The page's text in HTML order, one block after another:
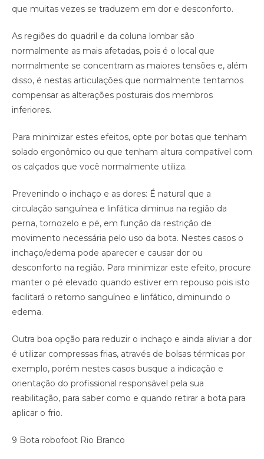
que muitas vezes se traduzem em dor e desconforto.
As regiões do quadril e da coluna lombar são
normalmente as mais afetadas, pois é o local que
normalmente se concentram as maiores tensões e, além
disso, é nestas articulações que normalmente tentamos
compensar as alterações posturais dos membros
inferiores.
Para minimizar estes efeitos, opte por botas que tenham
solado ergonômico ou que tenham altura compatível com
os calçados que você normalmente utiliza.
Prevenindo o inchaço e as dores: É natural que a
circulação sanguínea e linfática diminua na região da
perna, tornozelo e pé, em função da restrição de
movimento necessária pelo uso da bota. Nestes casos o
inchaço/edema pode aparecer e causar dor ou
desconforto na região. Para minimizar este efeito, procure
manter o pé elevado quando estiver em repouso pois isto
facilitará o retorno sanguíneo e linfático, diminuindo o
edema.
Outra boa opção para reduzir o inchaço e ainda aliviar a dor
é utilizar compressas frias, através de bolsas térmicas por
exemplo, porém nestes casos busque a indicação e
orientação do profissional responsável pela sua
reabilitação, para saber como e quando retirar a bota para
aplicar o frio.
9 Bota robofoot Rio Branco